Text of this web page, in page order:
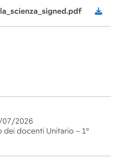
07/2026
docenti Unitario – 1°